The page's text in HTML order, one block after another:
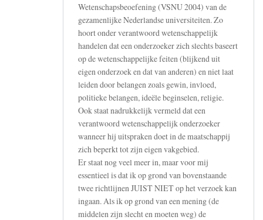
Wetenschapsbeoefening (VSNU 2004) van de
gezamenlijke Nederlandse universiteiten. Zo
hoort onder verantwoord wetenschappelijk
handelen dat een onderzoeker zich slechts baseert
op de wetenschappelijke feiten (blijkend uit
eigen onderzoek en dat van anderen) en niet laat
leiden door belangen zoals gewin, invloed,
politieke belangen, ideële beginselen, religie.
Ook staat nadrukkelijk vermeld dat een
verantwoord wetenschappelijk onderzoeker
wanneer hij uitspraken doet in de maatschappij
zich beperkt tot zijn eigen vakgebied.
Er staat nog veel meer in, maar voor mij
essentieel is dat ik op grond van bovenstaande
twee richtlijnen JUIST NIET op het verzoek kan
ingaan. Als ik op grond van een mening (de
middelen zijn slecht en moeten weg) de